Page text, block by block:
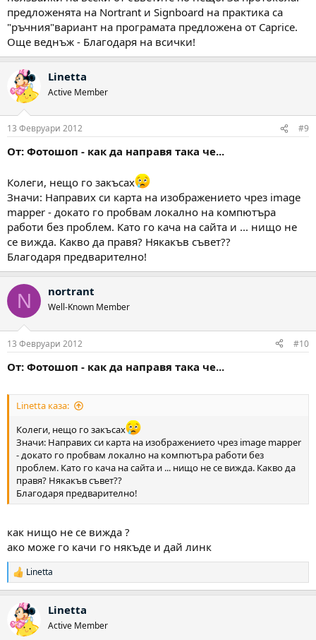
предложенята на Nortrant и Signboard на практика са
"ръчния"вариант на програмата предложена от Caprice.
Още веднъж - Благодаря на всички!
Linetta
Active Member
13 Февруари 2012 #9
От: Фотошоп - как да направя така че...
Колеги, нещо го закъсах
Значи: Направих си карта на изображението чрез image
mapper - докато го пробвам локално на компютъра
работи без проблем. Като го кача на сайта и ... нищо не
се вижда. Какво да правя? Някакъв съвет??
Благодаря предварително!
N nortrant
Well-Known Member
13 Февруари 2012 #10
От: Фотошоп - как да направя така че...
Linetta каза:
Колеги, нещо го закъсах
Значи: Направих си карта на изображението чрез image mapper
- докато го пробвам локално на компютъра работи без
проблем. Като го кача на сайта и ... нищо не се вижда. Какво да
правя? Някакъв съвет??
Благодаря предварително!
как нищо не се вижда ?
ако може го качи го някъде и дай линк
Р
е
к
ц
и
Linetta
Linetta
Active Member